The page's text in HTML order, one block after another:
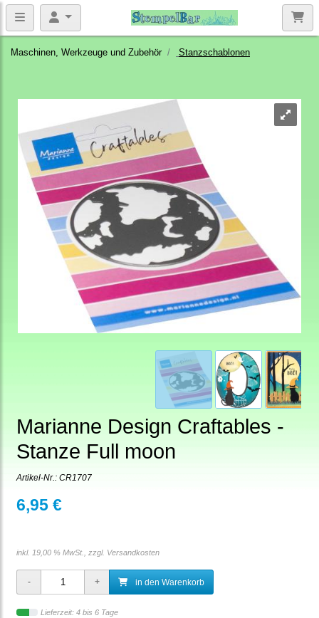
Maschinen, Werkzeuge und Zubehör Stanzschablonen
Marianne Design Craftables -
Stanze Full moon
Artikel-Nr.: CR1707
6,95 €
inkl. 19,00 % MwSt., zzgl. Versandkosten
in den Warenkorb
Lieferzeit: 4 bis 6 Tage